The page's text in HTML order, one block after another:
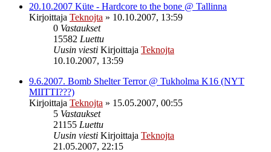
20.10.2007 Küte - Hardcore to the bone @ Tallinna
Kirjoittaja Teknojta » 10.10.2007, 13:59
0 Vastaukset
15582 Luettu
Uusin viesti Kirjoittaja Teknojta
10.10.2007, 13:59
9.6.2007. Bomb Shelter Terror @ Tukholma K16 (NYT
MIITTI???)
Kirjoittaja Teknojta » 15.05.2007, 00:55
5 Vastaukset
21155 Luettu
Uusin viesti Kirjoittaja Teknojta
21.05.2007, 22:15